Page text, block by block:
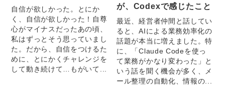
自信が欲しかった。とにか
く、自信が欲しかった！自尊
心がマイナスだったあの頃、
私はずっとそう思っていまし
た。だから、自信をつけるた
めに、とにかくチャレンジを
して動き続けて…もがいて...
が、Codexで感じたこと
最近、経営者仲間と話してい
ると、AIによる業務効率化の
話題が本当に増えました。特
に、「Claude Codeを使っ
て業務がかなり変わった」と
いう話を聞く機会が多く、メ
ール整理の自動化、情報の...